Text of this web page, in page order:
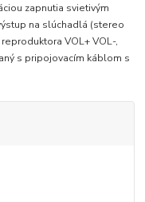
zapnutia svietivým
na slúchadlá (stereo
VOL+ VOL-,
s pripojovacím káblom s